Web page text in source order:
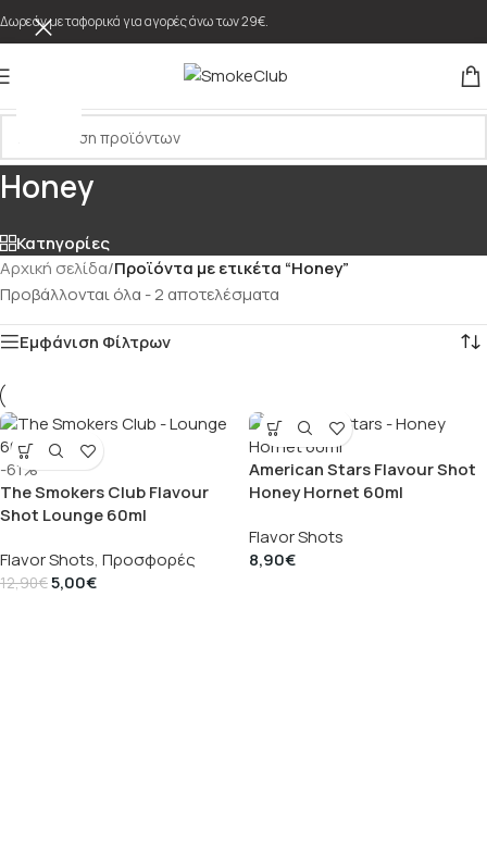
Δωρεάν μεταφορικά για αγορές άνω των 29€.
Honey
Κατηγορίες
Αρχική σελίδα/Προϊόντα με ετικέτα “Honey”
Προβάλλονται όλα - 2 αποτελέσματα
Εμφάνιση Φίλτρων
-61%
The Smokers Club Flavour
Shot Lounge 60ml
Flavor Shots, Προσφορές
12,90€5,00€
American Stars Flavour Shot
Honey Hornet 60ml
Flavor Shots
8,90€